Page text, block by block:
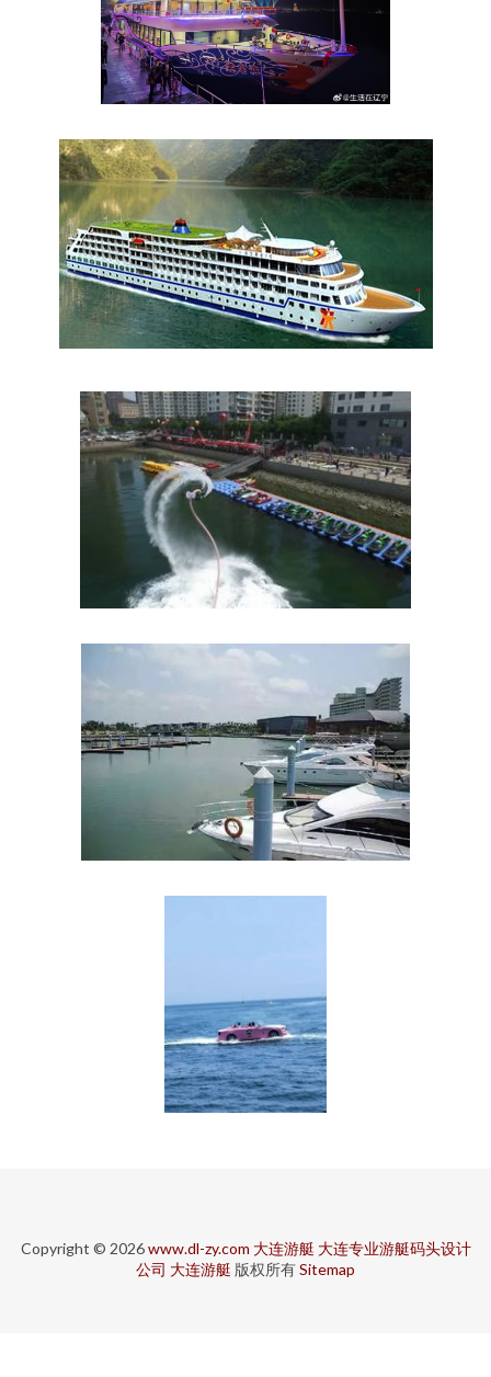
Copyright © 2026www.dl-zy.com 大连游艇 大连专业游艇码头设计
公司 大连游艇 版权所有Sitemap